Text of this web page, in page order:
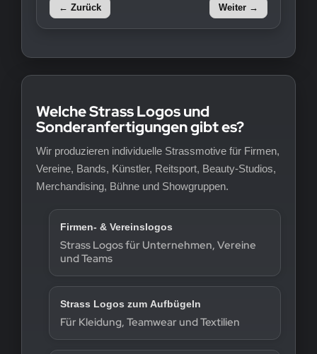
← Zurück Weiter →
Welche Strass Logos und
Sonderanfertigungen gibt es?
Wir produzieren individuelle Strassmotive für Firmen,
Vereine, Bands, Künstler, Reitsport, Beauty-Studios,
Merchandising, Bühne und Showgruppen.
Firmen- & Vereinslogos
Strass Logos für Unternehmen, Vereine
und Teams
Strass Logos zum Aufbügeln
Für Kleidung, Teamwear und Textilien